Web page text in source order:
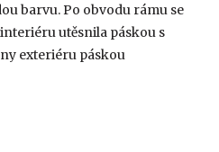
barvu. Po obvodu rámu se
utěsnila páskou s
exteriéru páskou